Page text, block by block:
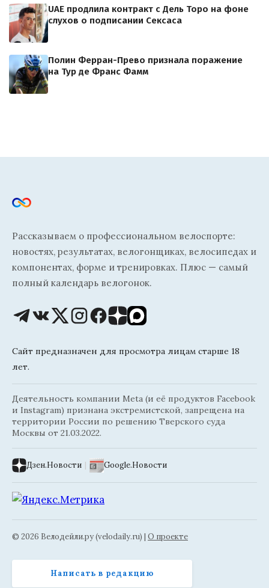
UAE продлила контракт с Дель Торо на фоне
слухов о подписании Сексаса
Полин Ферран-Прево признала поражение
на Тур де Франс Фамм
Рассказываем о профессиональном велоспорте:
новостях, результатах, велогонщиках, велосипедах и
компонентах, форме и тренировках. Плюс — самый
полный календарь велогонок.
Сайт предназначен для просмотра лицам старше 18
лет.
Деятельность компании Meta (и её продуктов Facebook
и Instagram) признана экстремистской, запрещена на
территории России по решению Тверского суда
Москвы от 21.03.2022.
Дзен.Новости | Google.Новости
© 2026 Велодейли.ру (velodaily.ru) | О проекте
Написать в редакцию